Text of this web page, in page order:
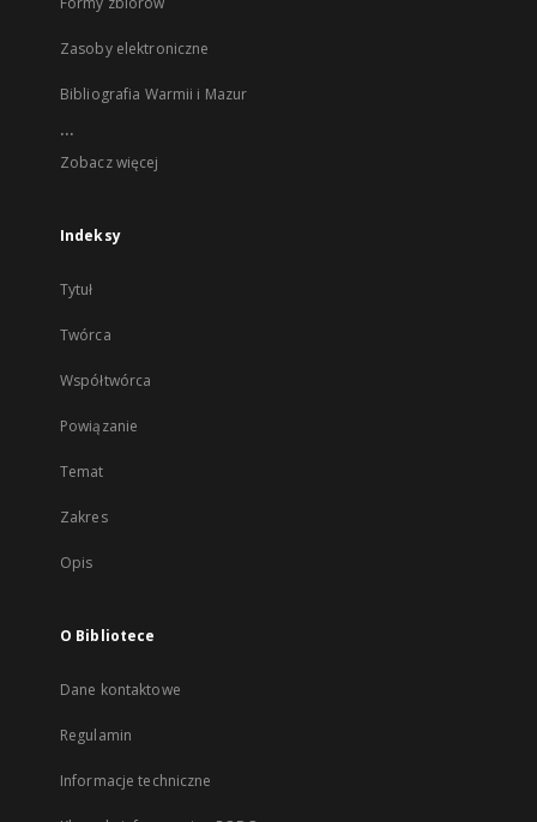
Zasoby elektroniczne
Bibliografia Warmii i Mazur
...
Zobacz więcej
Indeksy
Tytuł
Twórca
Współtwórca
Powiązanie
Temat
Zakres
Opis
O Bibliotece
Dane kontaktowe
Regulamin
Informacje techniczne